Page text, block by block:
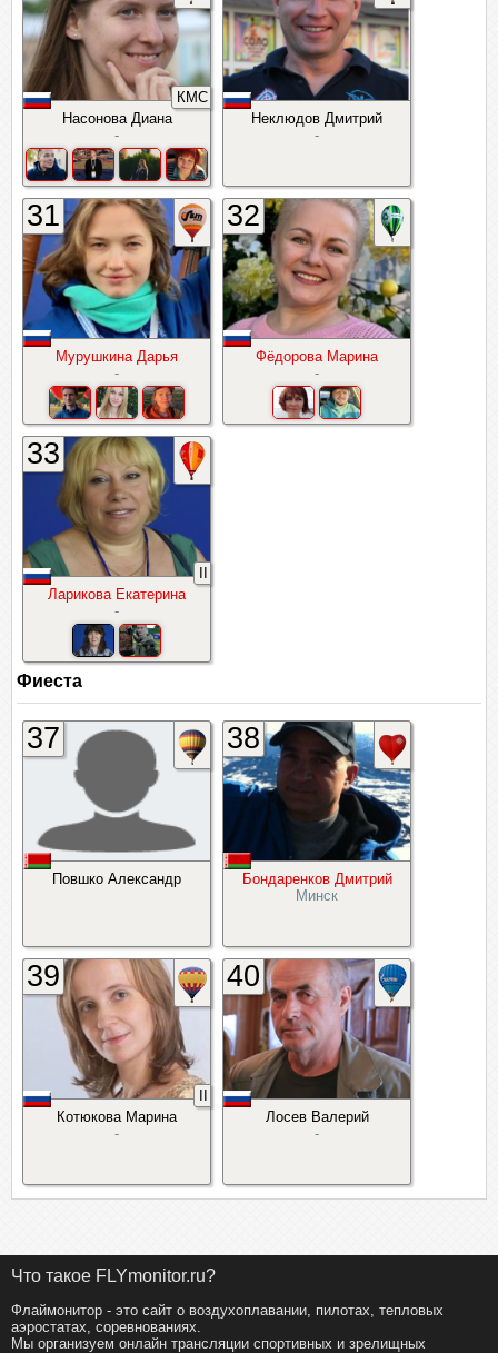
Насонова Диана
-
КМС
Неклюдов Дмитрий
-
Мурушкина Дарья
-
31
Фёдорова Марина
-
32
Ларикова Екатерина
-
33
Фиеста
Повшко Александр
37
Бондаренков Дмитрий
Минск
38
Котюкова Марина
-
39
Лосев Валерий
-
40
Что такое FLYmonitor.ru?
Флаймонитор - это сайт о воздухоплавании, пилотах, тепловых
аэростатах, соревнованиях.
Мы организуем онлайн трансляции спортивных и зрелищных